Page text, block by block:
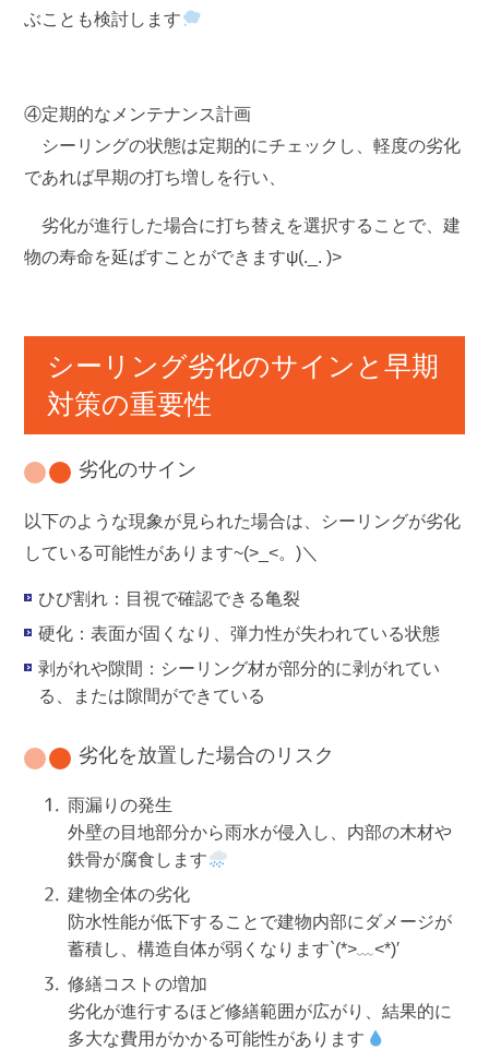
ぶことも検討します
④定期的なメンテナンス計画
シーリングの状態は定期的にチェックし、軽度の劣化
であれば早期の打ち増し を行い、
劣化が進行した場合に打ち替え を選択することで、建
物の寿命を延ばすことができますψ(._. )>
シーリング劣化のサインと早期
対策の重要性
劣化のサイン
以下のような現象が見られた場合は、シーリングが劣化
している可能性があります~(>_<。)＼
ひび割れ ：目視で確認できる亀裂
硬化 ：表面が固くなり、弾力性が失われている状態
剥がれや隙間 ：シーリング材が部分的に剥がれてい
る、または隙間ができている
劣化を放置した場合のリスク
雨漏りの発生
外壁の目地部分から雨水が侵入し、内部の木材や
鉄骨が腐食します
建物全体の劣化
防水性能が低下することで建物内部にダメージが
蓄積し、構造自体が弱くなります`(*>﹏<*)′
修繕コストの増加
劣化が進行するほど修繕範囲が広がり、結果的に
多大な費用がかかる可能性があります